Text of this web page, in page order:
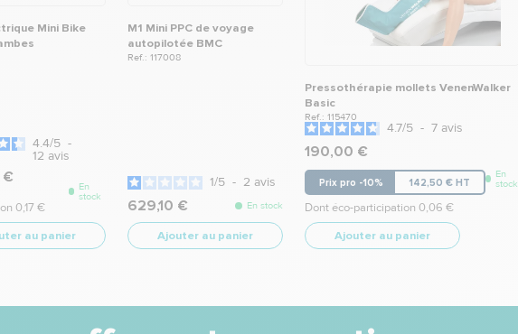
Mini Bike
4.4/5 -
12 avis
En
stock
€
0,17 €
au panier
M1 Mini PPC de voyage
autopilotée BMC
Ref.: 117008
1/5 - 2 avis
En stock
629,10 €
Ajouter au panier
Pressothérapie mollets VenenWalker
Basic
Ref.: 115470
4.7/5 - 7 avis
En
stock
190,00 €
Prix pro -10% 142,50 € HT
Dont éco-participation 0,06 €
Ajouter au panier